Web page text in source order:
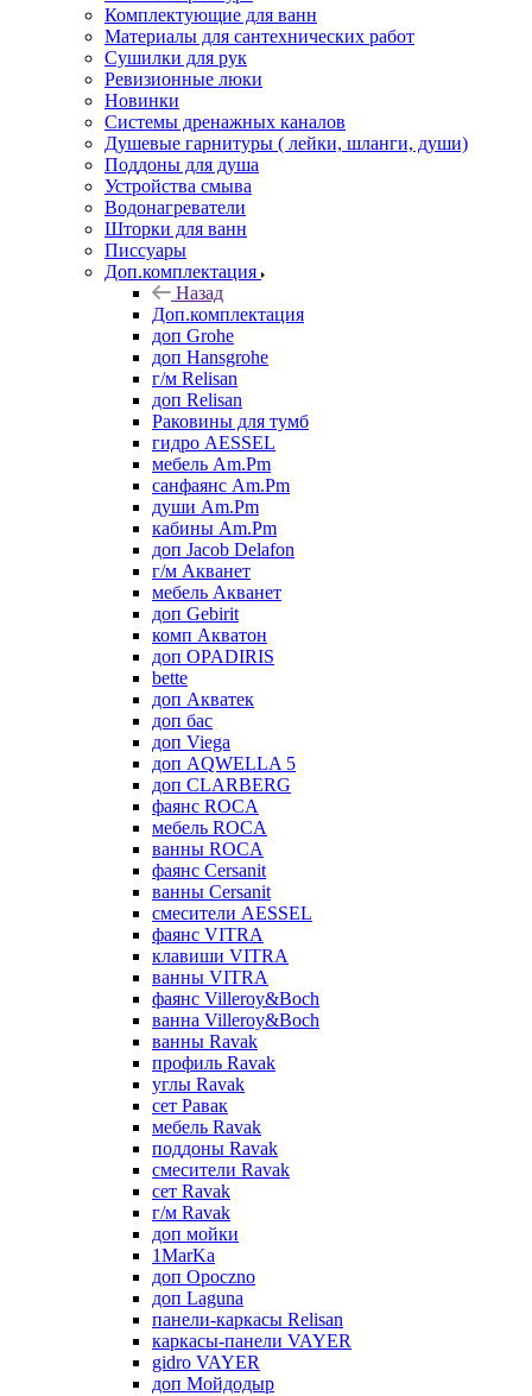
Комплектующие для ванн
Материалы для сантехнических работ
Сушилки для рук
Ревизионные люки
Новинки
Системы дренажных каналов
Душевые гарнитуры ( лейки, шланги, души)
Поддоны для душа
Устройства смыва
Водонагреватели
Шторки для ванн
Писсуары
Доп.комплектация
Назад
Доп.комплектация
доп Grohe
доп Hansgrohe
г/м Relisan
доп Relisan
Раковины для тумб
гидро AESSEL
мебель Am.Pm
санфаянс Am.Pm
души Am.Pm
кабины Am.Pm
доп Jacob Delafon
г/м Акванет
мебель Акванет
доп Gebirit
комп Акватон
доп OPADIRIS
bette
доп Акватек
доп бас
доп Viega
доп AQWELLA 5
доп CLARBERG
фаянс ROCA
мебель ROCA
ванны ROCA
фаянс Cersanit
ванны Cersanit
смесители AESSEL
фаянс VITRA
клавиши VITRA
ванны VITRA
фаянс Villeroy&Boch
ванна Villeroy&Boch
ванны Ravak
профиль Ravak
углы Ravak
сет Равак
мебель Ravak
поддоны Ravak
смесители Ravak
сет Ravak
г/м Ravak
доп мойки
1MarKa
доп Opoczno
доп Laguna
панели-каркасы Relisan
каркасы-панели VAYER
gidro VAYER
доп Мойдодыр